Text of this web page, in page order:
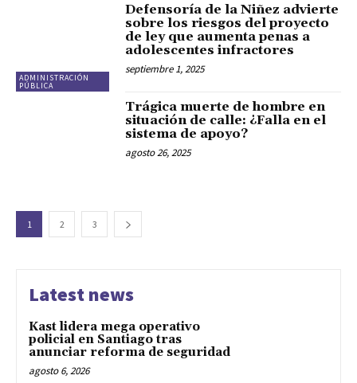
ADMINISTRACIÓN
PÚBLICA
Defensoría de la Niñez advierte
sobre los riesgos del proyecto
de ley que aumenta penas a
adolescentes infractores
septiembre 1, 2025
Trágica muerte de hombre en
situación de calle: ¿Falla en el
sistema de apoyo?
agosto 26, 2025
1 2 3
Latest news
Kast lidera mega operativo
policial en Santiago tras
anunciar reforma de seguridad
agosto 6, 2026